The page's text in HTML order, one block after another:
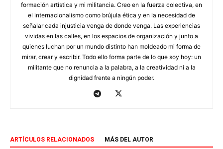
formación artística y mi militancia. Creo en la fuerza colectiva, en
el internacionalismo como brújula ética y en la necesidad de
señalar cada injusticia venga de donde venga. Las experiencias
vividas en las calles, en los espacios de organización y junto a
quienes luchan por un mundo distinto han moldeado mi forma de
mirar, crear y escribir. Todo ello forma parte de lo que soy hoy: un
militante que no renuncia a la palabra, a la creatividad ni a la
dignidad frente a ningún poder.
ARTÍCULOS RELACIONADOS MÁS DEL AUTOR